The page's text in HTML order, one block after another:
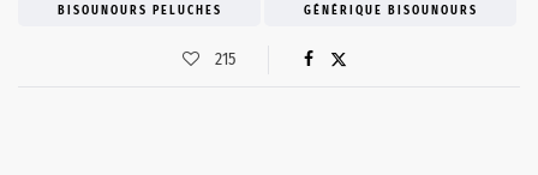
BISOUNOURS PELUCHES GÉNÉRIQUE BISOUNOURS
215